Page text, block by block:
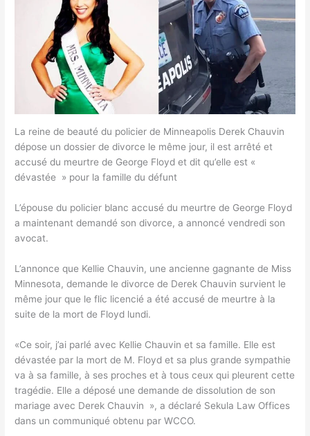
La reine de beauté du policier de Minneapolis Derek Chauvin
dépose un dossier de divorce le même jour, il est arrêté et
accusé du meurtre de George Floyd et dit qu’elle est «
dévastée » pour la famille du défunt
L’épouse du policier blanc accusé du meurtre de George Floyd
a maintenant demandé son divorce, a annoncé vendredi son
avocat.
L’annonce que Kellie Chauvin, une ancienne gagnante de Miss
Minnesota, demande le divorce de Derek Chauvin survient le
même jour que le flic licencié a été accusé de meurtre à la
suite de la mort de Floyd lundi.
«Ce soir, j’ai parlé avec Kellie Chauvin et sa famille. Elle est
dévastée par la mort de M. Floyd et sa plus grande sympathie
va à sa famille, à ses proches et à tous ceux qui pleurent cette
tragédie. Elle a déposé une demande de dissolution de son
mariage avec Derek Chauvin », a déclaré Sekula Law Offices
dans un communiqué obtenu par WCCO.